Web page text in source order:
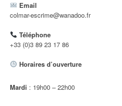
Email
colmar-escrime@wanadoo.fr
Téléphone
+33 (0)3 89 23 17 86
Horaires d’ouverture
Mardi : 19h00 – 22h00